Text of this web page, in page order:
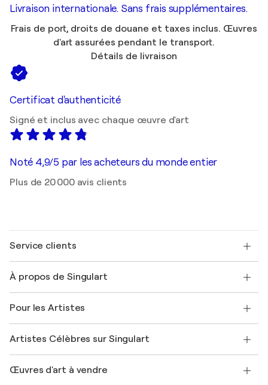
Livraison internationale. Sans frais supplémentaires.
Frais de port, droits de douane et taxes inclus. Œuvres
d'art assurées pendant le transport.
Détails de livraison
Certificat d'authenticité
Signé et inclus avec chaque œuvre d'art
Noté 4,9/5 par les acheteurs du monde entier
Plus de 20 000 avis clients
Service clients
Expédition
Offrir une carte cadeau
Rejoignez notre programme commercial
Mon compte
+33 1 76 44 06 42
À propos de Singulart
FAQ
Magazine Singulart
Emplois
Découvrez une sélection d'art original
Pour les Artistes
Se connecter en tant qu'Artiste
Artistes Célèbres sur Singulart
Marc Chagall
Œuvres d'art à vendre